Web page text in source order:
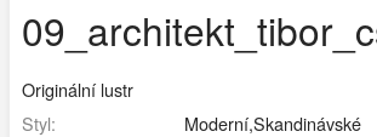
Originální lustr
Styl:
Moderní,Skandinávské